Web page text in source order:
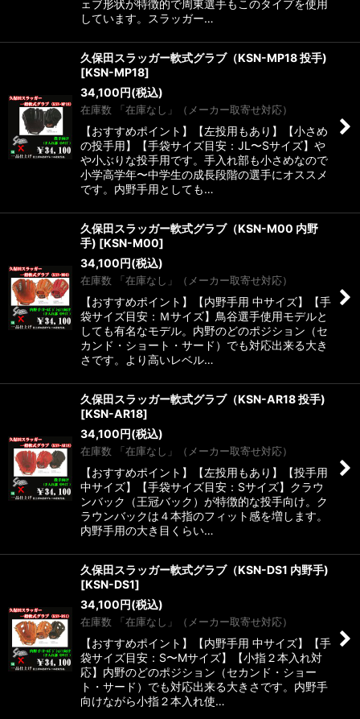
ェブ形状が特徴的で周東選手もこのタイプを使用
しています。スラッガー…
久保田スラッガー軟式グラブ（KSN-MP18 投手)
[KSN-MP18]
34,100円(税込)
在庫数 「在庫なし」（メーカー取寄せ対応）
【おすすめポイント】【左投用もあり】【小さめ
の投手用】【手袋サイズ目安：JL〜Sサイズ】や
や小ぶりな投手用です。手入れ部も小さめなので
小学高学年〜中学生の成長段階の選手にオススメ
です。内野手用としても…
久保田スラッガー軟式グラブ（KSN-M00 内野
手) [KSN-M00]
34,100円(税込)
在庫数 「在庫なし」（メーカー取寄せ対応）
【おすすめポイント】【内野手用 中サイズ】【手
袋サイズ目安：Ｍサイズ】鳥谷選手使用モデルと
しても有名なモデル。内野のどのポジション（セ
カンド・ショート・サード）でも対応出来る大き
さです。より高いレベル…
久保田スラッガー軟式グラブ（KSN-AR18 投手)
[KSN-AR18]
34,100円(税込)
在庫数 「在庫なし」（メーカー取寄せ対応）
【おすすめポイント】【左投用もあり】【投手用
中サイズ】【手袋サイズ目安：Sサイズ】クラウ
ンバック（王冠バック）が特徴的な投手向け。ク
ラウンバックは４本指のフィット感を増します。
内野手用の大き目くらい…
久保田スラッガー軟式グラブ（KSN-DS1 内野手)
[KSN-DS1]
34,100円(税込)
在庫数 「在庫なし」（メーカー取寄せ対応）
【おすすめポイント】【内野手用 中サイズ】【手
袋サイズ目安：S〜Mサイズ】【小指２本入れ対
応】内野のどのポジション（セカンド・ショー
ト・サード）でも対応出来る大きさです。内野手
向けながら小指２本入れ使…